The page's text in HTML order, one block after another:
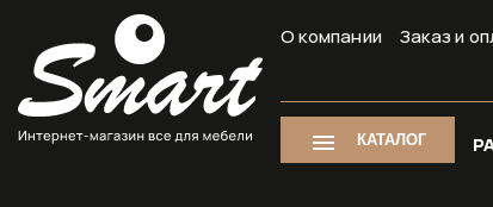
О компании Заказ и
КАТАЛОГ